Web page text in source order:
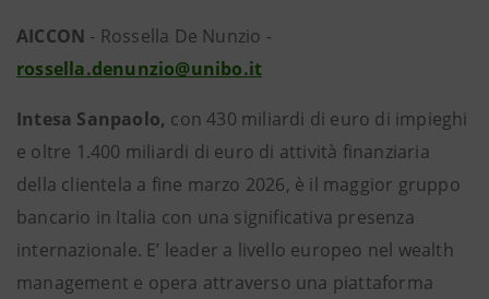
AICCON - Rossella De Nunzio -
rossella.denunzio@unibo.it
Intesa Sanpaolo, con 430 miliardi di euro di impieghi
e oltre 1.400 miliardi di euro di attività finanziaria
della clientela a fine marzo 2026, è il maggior gruppo
bancario in Italia con una significativa presenza
internazionale. E’ leader a livello europeo nel wealth
management e opera attraverso una piattaforma